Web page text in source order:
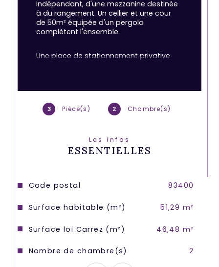
3 Pièce(s) 2 Chambre(s)
Les infos
ESSENTIELLES
Caractéristiques Valeurs
Code postal 83400
Surface habitable (m²) 51,29 m²
Surface loi Carrez (m²) 46,48 m²
Nombre de chambre(s) 2
indépendant, d'une mezzanine destinée
à du rangement. Un cellier et une cour
de 50m² équipée d'un pergola
complètent l'ensemble.
Une place de stationnement privative
Les informations sur les risques auxquels
site Géorisques :
www.georisques.gouv.fr